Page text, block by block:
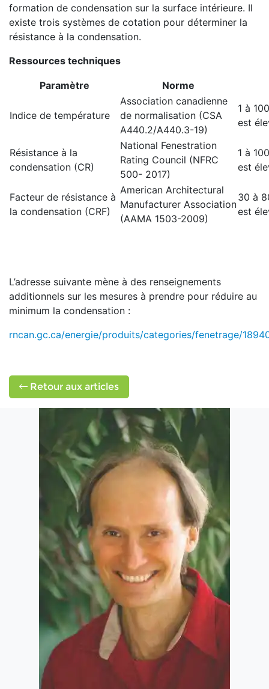
formation de condensation sur la surface intérieure. Il
existe trois systèmes de cotation pour déterminer la
résistance à la condensation.
Ressources techniques
Paramètre Norme
Indice de température
Association canadienne
de normalisation (CSA
A440.2/A440.3-19)
1 à
est
Résistance à la
condensation (CR)
National Fenestration
Rating Council (NFRC
500- 2017)
1 à
est
Facteur de résistance à
la condensation (CRF)
American Architectural
Manufacturer Association
(AAMA 1503-2009)
30 à
est
L’adresse suivante mène à des renseignements
additionnels sur les mesures à prendre pour réduire au
minimum la condensation :
rncan.gc.ca/energie/produits/categories/fenetrage/
Retour aux articles